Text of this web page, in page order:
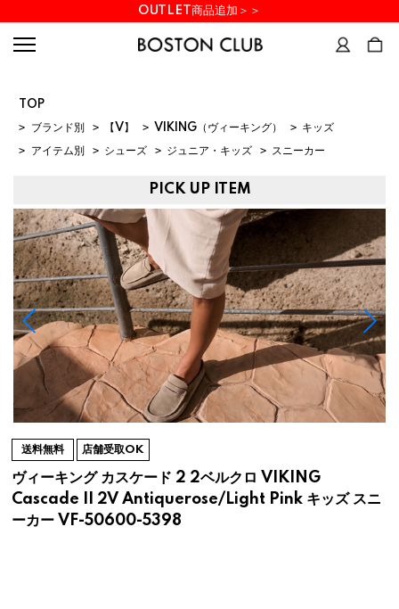
OUTLET商品追加＞＞
TOP
> ブランド別 > 【V】 > VIKING（ヴィーキング） > キッズ
> アイテム別 > シューズ > ジュニア・キッズ > スニーカー
PICK UP ITEM
送料無料 店舗受取OK
ヴィーキング カスケード 2 2ベルクロ VIKING
Cascade II 2V Antiquerose/Light Pink キッズ スニ
ーカー VF-50600-5398